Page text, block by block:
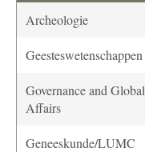
Archeologie
Geesteswetenschappen
Governance and Global
Affairs
Geneeskunde/LUMC